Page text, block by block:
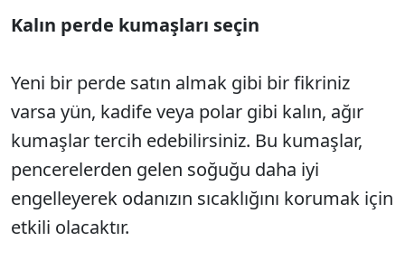
Kalın perde kumaşları seçin
Yeni bir perde satın almak gibi bir fikriniz
varsa yün, kadife veya polar gibi kalın, ağır
kumaşlar tercih edebilirsiniz. Bu kumaşlar,
pencerelerden gelen soğuğu daha iyi
engelleyerek odanızın sıcaklığını korumak için
etkili olacaktır.